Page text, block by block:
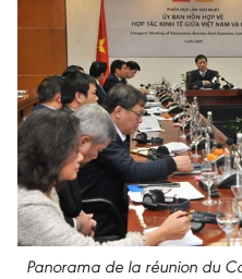
Panorama de la réunion du